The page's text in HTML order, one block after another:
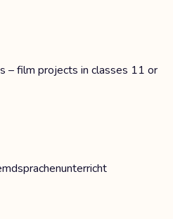
– film projects in classes 11 or